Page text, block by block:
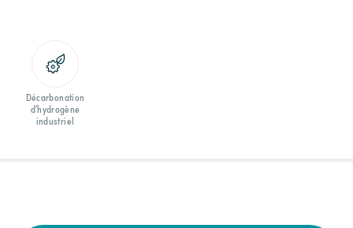
Décarbonation
d’hydrogène
industriel